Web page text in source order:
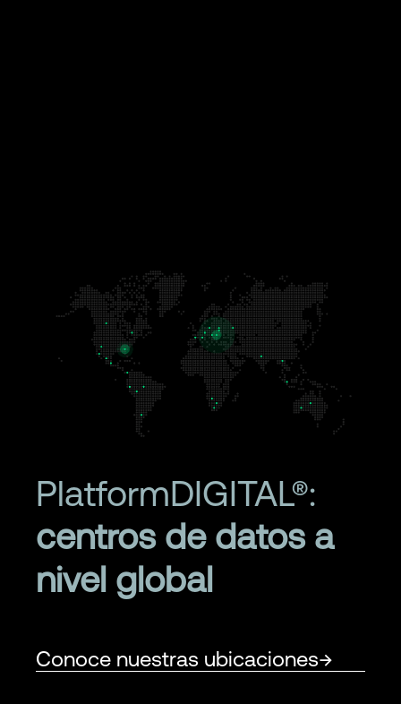
PlatformDIGITAL®:
centros de datos a
nivel global
Conoce nuestras ubicaciones